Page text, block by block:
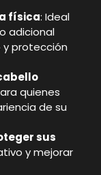
física: Ideal
adicional
y protección
quienes
de su
sus
y mejorar